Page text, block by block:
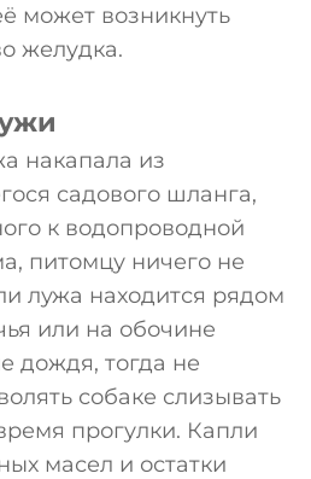
может возникнуть
желудка.
накапала из
садового шланга,
к водопроводной
питомцу ничего не
лужа находится рядом
или на обочине
дождя, тогда не
собаке слизывать
прогулки. Капли
масел и остатки